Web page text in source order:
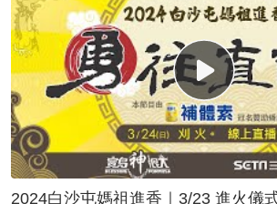
2024白沙屯媽祖進香｜3/23 進火儀